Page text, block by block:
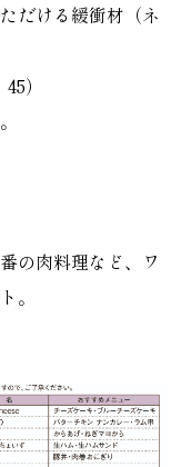
だける緩衝材（ネ
）
の肉料理など、ワ
。